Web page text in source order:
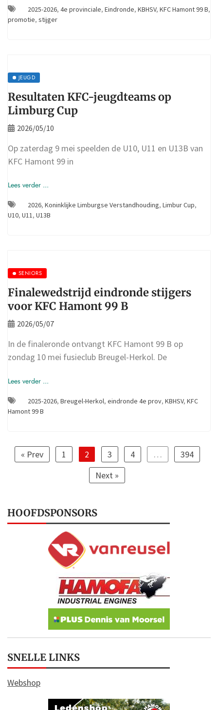
2025-2026, 4e provinciale, Eindronde, KBHSV, KFC Hamont 99 B,
promotie, stijger
JEUGD
Resultaten KFC-jeugdteams op
Limburg Cup
2026/05/10
Op zaterdag 9 mei speelden de U10, U11 en U13B van
KFC Hamont 99 in
Lees verder ...
2026, Koninklijke Limburgse Verstandhouding, Limbur Cup,
U10, U11, U13B
SENIORS
Finalewedstrijd eindronde stijgers
voor KFC Hamont 99 B
2026/05/07
In de finaleronde ontvangt KFC Hamont 99 B op
zondag 10 mei fusieclub Breugel-Herkol. De
Lees verder ...
2025-2026, Breugel-Herkol, eindronde 4e prov, KBHSV, KFC
Hamont 99 B
« Prev 1 2 3 4 …
394
Next »
HOOFDSPONSORS
SNELLE LINKS
Webshop